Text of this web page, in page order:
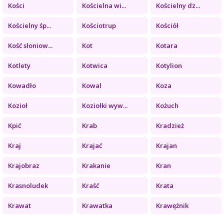
Kości Kościelna wi... Kościelny dz...
Kościelny śp... Kościotrup Kościół
Kość słoniow... Kot Kotara
Kotlety Kotwica Kotylion
Kowadło Kowal Koza
Kozioł Koziołki wyw... Kożuch
Kpić Krab Kradzież
Kraj Krajać Krajan
Krajobraz Krakanie Kran
Krasnoludek Kraść Krata
Krawat Krawatka Krawężnik